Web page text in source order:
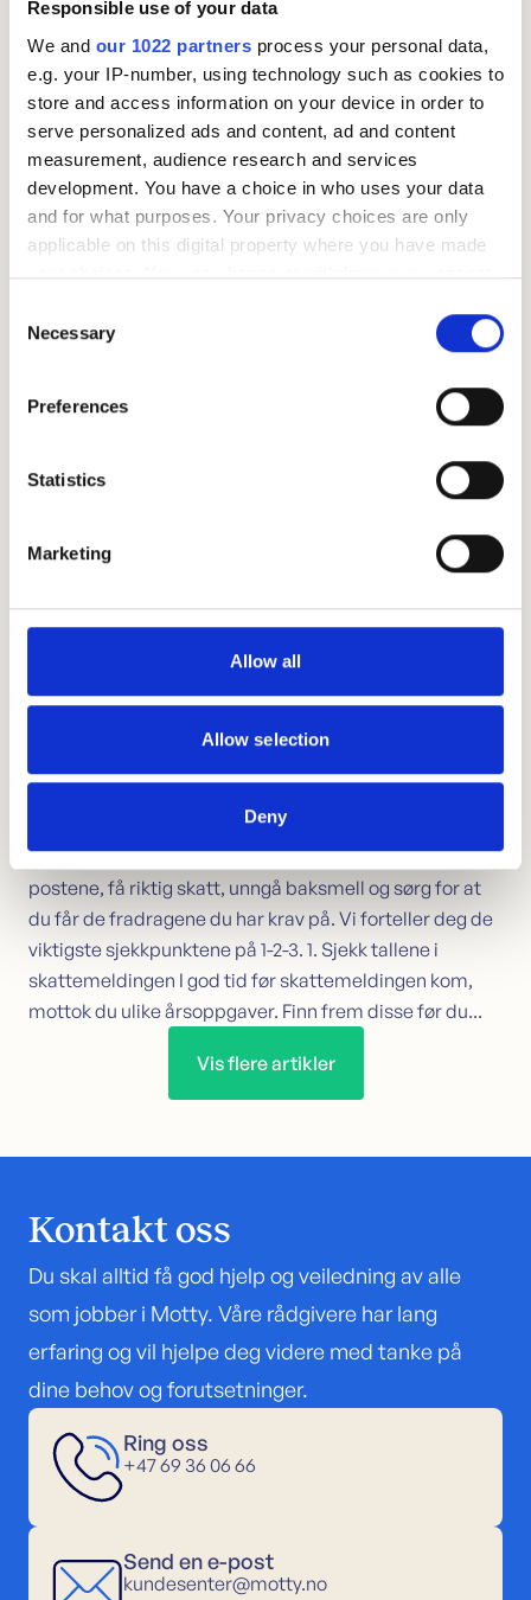
Responsible use of your data
We and our 1022 partners process your personal data,
e.g. your IP-number, using technology such as cookies to
store and access information on your device in order to
serve personalized ads and content, ad and content
measurement, audience research and services
development. You have a choice in who uses your data
and for what purposes. Your privacy choices are only
applicable on this digital property where you have made
your choices. You can change or withdraw your consent
the Privacy trigger icon.
Collect information about your geographical location
Identify your device by actively scanning it for
Find out more about how your personal data is processed
and set your preferences in the
We use cookies to personalise content and ads, to
provide social media features and to analyse our traffic.
our social media, advertising and analytics partners who
may combine it with other information that you’ve
Selection
Necessary
Preferences
Statistics
Marketing
Allow all
Allow selection
Deny
trekker pengene før utbetaling. Grunnen til at
lønnstrekk skjer kan være forskjellige ting, som frivillige
avtaler, gjeld eller lovpålagte...
5 tips for å bli kvitt kredittkortgjeld
Har du høy kredittkortgjeld? Den har nemlig ofte høye
renter, og bør derfor prioriteres fremfor andre lån. Vi
gir deg 5 tips til hvordan du kan bli kvitt
kredittkortgjelden Tips nummer én for å bli kvitt
måned. Etter at...
Behøver du hjelp til skattemelding? Les våre
Ikke stol på at skattemeldingen er helt korrekt. Sjekk
postene, få riktig skatt, unngå baksmell og sørg for at
du får de fradragene du har krav på. Vi forteller deg de
viktigste sjekkpunktene på 1-2-3. 1. Sjekk tallene i
skattemeldingen I god tid før skattemeldingen kom,
mottok du ulike årsoppgaver. Finn frem disse før du...
Vis flere artikler
Kontakt oss
Du skal alltid få god hjelp og veiledning av alle
som jobber i Motty. Våre rådgivere har lang
erfaring og vil hjelpe deg videre med tanke på
dine behov og forutsetninger.
Ring oss
+47 69 36 06 66
Send en e-post
kundesenter@motty.no